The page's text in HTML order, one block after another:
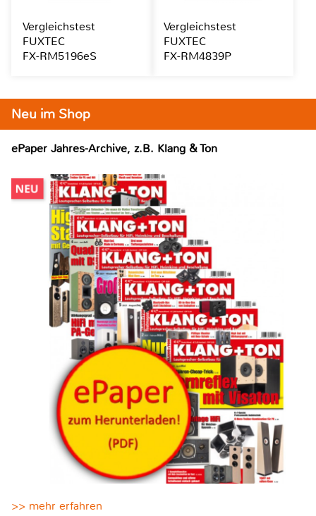
Neu im Shop
ePaper Jahres-Archive, z.B. Klang & Ton
>> mehr erfahren
Vergleichstest
FUXTEC
FX-RM5196eS
Vergleichstest
FUXTEC
FX-RM4839P